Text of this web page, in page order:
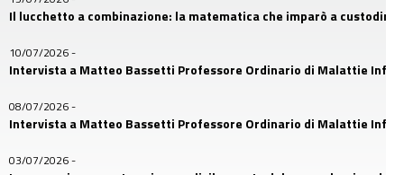
Il lucchetto a combinazione: la matematica che imparò a custodire
10/07/2026-
Intervista a Matteo Bassetti Professore Ordinario di Malattie
08/07/2026-
Intervista a Matteo Bassetti Professore Ordinario di Malattie
03/07/2026-